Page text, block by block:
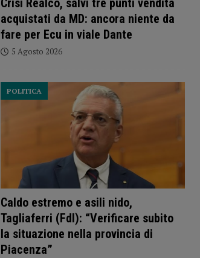
Crisi Realco, salvi tre punti vendita
acquistati da MD: ancora niente da
fare per Ecu in viale Dante
5 Agosto 2026
Caldo estremo e asili nido,
Tagliaferri (FdI): “Verificare subito
la situazione nella provincia di
Piacenza”
POLITICA